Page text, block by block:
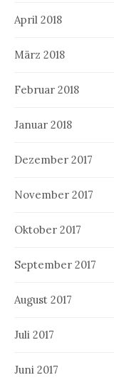
April 2018
März 2018
Februar 2018
Januar 2018
Dezember 2017
November 2017
Oktober 2017
September 2017
August 2017
Juli 2017
Juni 2017